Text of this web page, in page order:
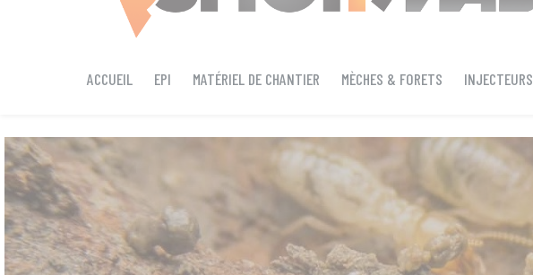
ACCUEIL EPI MATÉRIEL DE CHANTIER MÈCHES & FORETS INJECTEURS